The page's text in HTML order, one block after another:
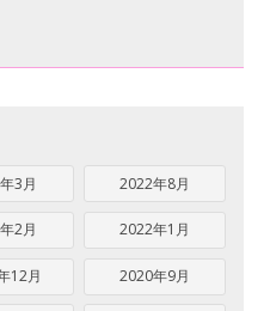
3月 2022年8月
2月 2022年1月
12月 2020年9月